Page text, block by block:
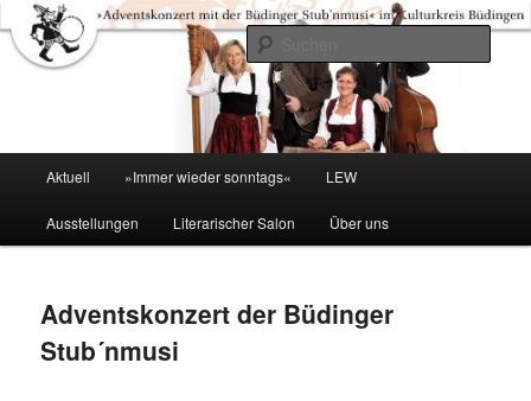
primären
Inhalt
Kulturkreis Buedingen
Aktuell »Immer wieder sonntags« LEW
Ausstellungen Literarischer Salon Über uns
Adventskonzert der Büdinger
Stub´nmusi